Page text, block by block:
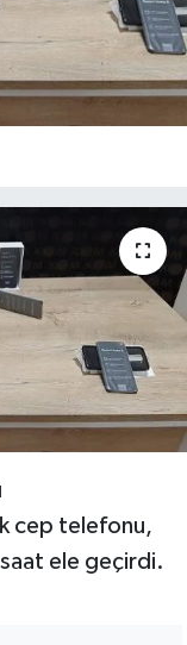
cep telefonu,
ele geçirdi.